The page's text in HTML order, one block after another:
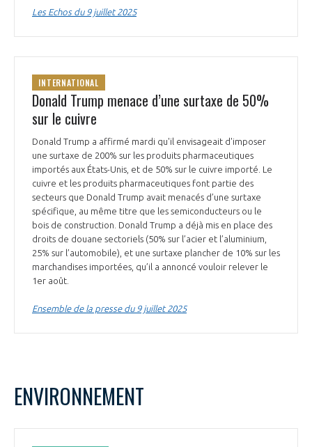
Les Echos du 9 juillet 2025
INTERNATIONAL
Donald Trump menace d’une surtaxe de 50%
sur le cuivre
Donald Trump a affirmé mardi qu'il envisageait d'imposer
une surtaxe de 200% sur les produits pharmaceutiques
importés aux États-Unis, et de 50% sur le cuivre importé. Le
cuivre et les produits pharmaceutiques font partie des
secteurs que Donald Trump avait menacés d’une surtaxe
spécifique, au même titre que les semiconducteurs ou le
bois de construction. Donald Trump a déjà mis en place des
droits de douane sectoriels (50% sur l’acier et l’aluminium,
25% sur l’automobile), et une surtaxe plancher de 10% sur les
marchandises importées, qu’il a annoncé vouloir relever le
1er août.
Ensemble de la presse du 9 juillet 2025
ENVIRONNEMENT